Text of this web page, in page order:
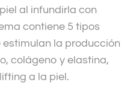
al infundirla con
contiene 5 tipos
la producción
colágeno y elastina,
a la piel.